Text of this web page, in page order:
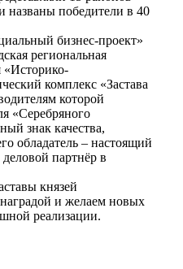
названы победители в 40
бизнес-проект»
региональная
«Историко-
комплекс «Застава
которой
«Серебряного
знак качества,
обладатель – настоящий
партнёр в
князей
и желаем новых
реализации.